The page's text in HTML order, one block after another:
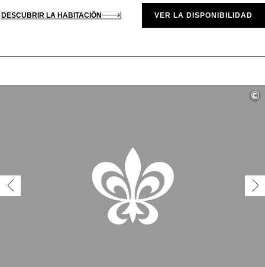
DESCUBRIR LA HABITACIÓN VER LA DISPONIBILIDAD
©